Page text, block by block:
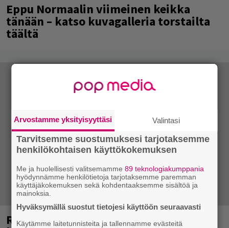
Eppu Normaalin viimeinen keikka
tänään – katso kuvagalleria torstailta
täältä
Rushin Neail Peartista ilmestyy ensi
Arvostamme yksityisyyttäsi Valintasi
Tarvitsemme suostumuksesi tarjotaksemme
henkilökohtaisen käyttökokemuksen
Me ja huolellisesti valitsemamme89 teknologiakumppania
hyödynnämme henkilötietoja tarjotaksemme paremman
käyttäjäkokemuksen sekä kohdentaaksemme sisältöä ja
mainoksia.
Hyväksymällä suostut tietojesi käyttöön seuraavasti
Käytämme laitetunnisteita ja tallennamme evästeitä